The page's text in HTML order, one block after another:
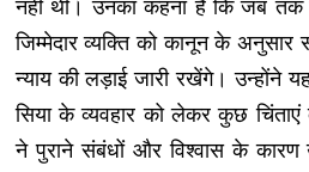
नहीं थी। उनका कहना है कि जब तक
जिम्मेदार व्यक्ति को कानून के
न्याय की लड़ाई जारी रखेंगे। उन्होंने
सिया के व्यवहार को लेकर कुछ चिंताएं
ने पुराने संबंधों और विश्वास के कारण